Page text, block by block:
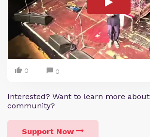
0 0
Interested? Want to learn more
community?
Support Now